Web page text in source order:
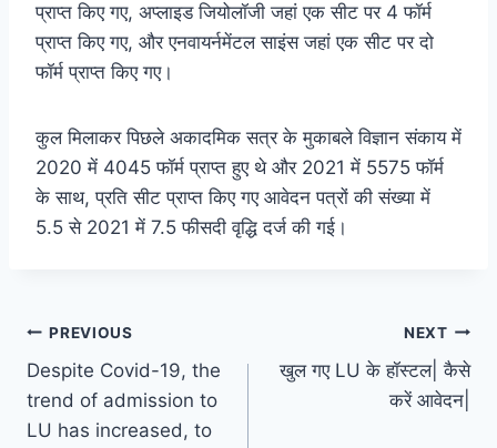
प्राप्त किए गए, अप्लाइड जियोलॉजी जहां एक सीट पर 4 फॉर्म
प्राप्त किए गए, और एनवायर्नमेंटल साइंस जहां एक सीट पर दो
फॉर्म प्राप्त किए गए।
कुल मिलाकर पिछले अकादमिक सत्र के मुकाबले विज्ञान संकाय में
2020 में 4045 फॉर्म प्राप्त हुए थे और 2021 में 5575 फॉर्म
के साथ, प्रति सीट प्राप्त किए गए आवेदन पत्रों की संख्या में
5.5 से 2021 में 7.5 फीसदी वृद्धि दर्ज की गई।
Post
navigation
PREVIOUS
Despite Covid-19, the
trend of admission to
LU has increased, to
NEXT
खुल गए LU के हॉस्टल| कैसे
करें आवेदन|